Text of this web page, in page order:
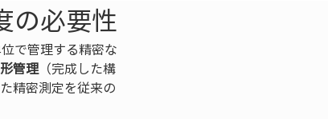
の必要性
で管理する精密な
管理（完成した構
精密測定を従来の